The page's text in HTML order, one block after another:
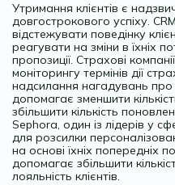
Утримання клієнтів є
довгострокового успіху.
відстежувати поведінку
реагувати на зміни в їхніх
пропозиції. Страхові
моніторингу термінів дії
надсилання нагадувань
допомагає зменшити
збільшити кількість
Sephora, один із лідерів у
для розсилки
на основі їхніх попередніх
допомагає збільшити
лояльність клієнтів.